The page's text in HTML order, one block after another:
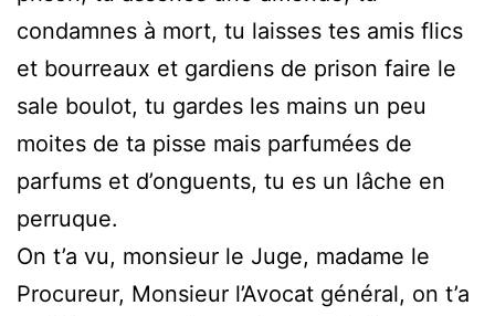
condamnes à mort, tu laisses tes amis flics
et bourreaux et gardiens de prison faire le
sale boulot, tu gardes les mains un peu
moites de ta pisse mais parfumées de
parfums et d’onguents, tu es un lâche en
perruque.
On t’a vu, monsieur le Juge, madame le
Procureur, Monsieur l’Avocat général, on t’a